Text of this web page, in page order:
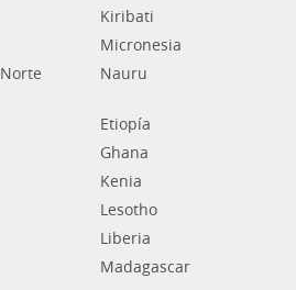
Kiribati
Micronesia
Nauru
Etiopía
Ghana
Kenia
Lesotho
Liberia
Madagascar